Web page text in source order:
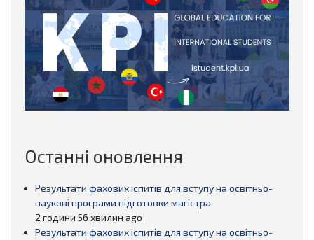
Останні оновлення
Результати фахових іспитів для вступу на освітньо-
наукові програми підготовки магістра
2 години 56 хвилин ago
Результати фахових іспитів для вступу на освітньо-